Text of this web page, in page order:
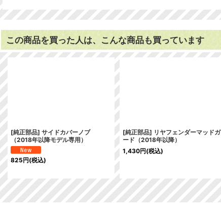
この商品を買った人は、こんな商品も買っています
[純正部品] サイドカバーノブ
（2018年以降モデル専用）
825円(税込)
[純正部品] リヤフェンダーマッドガ
ード（2018年以降）
1,430円(税込)